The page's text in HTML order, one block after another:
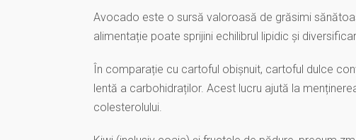
Avocado este o sursă valoroasă de grăsimi
alimentație poate sprijini echilibrul lipidic și
În comparație cu cartoful obișnuit, cartoful dulce
lentă a carbohidraților. Acest lucru ajută la
colesterolului.